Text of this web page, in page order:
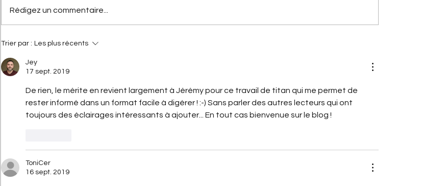
[Les anniversaires Citroën]
Citroën AX : l'histoire d'une
fête ses 40 ans
Rédigez un commentaire...
Trier par : Les plus récents
Jey
17 sept. 2019
De rien, le mérite en revient largement à Jérémy pour ce travail de titan qui me permet de
rester informé dans un format facile à digérer ! :-) Sans parler des autres lecteurs qui ont
toujours des éclairages intéressants à ajouter... En tout cas bienvenue sur le blog !
ToniCer
16 sept. 2019